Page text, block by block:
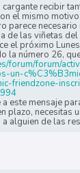
recibir
el mismo
parece
de las viñetas del
el próximo
la número 26,
forum/forum/
un-
friendzone-
este mensaje
plazo, necesitas
alguien de las